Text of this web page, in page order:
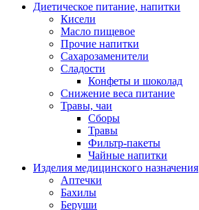
Диетическое питание, напитки
Кисели
Масло пищевое
Прочие напитки
Сахарозаменители
Сладости
Конфеты и шоколад
Снижение веса питание
Травы, чаи
Сборы
Травы
Фильтр-пакеты
Чайные напитки
Изделия медицинского назначения
Аптечки
Бахилы
Беруши